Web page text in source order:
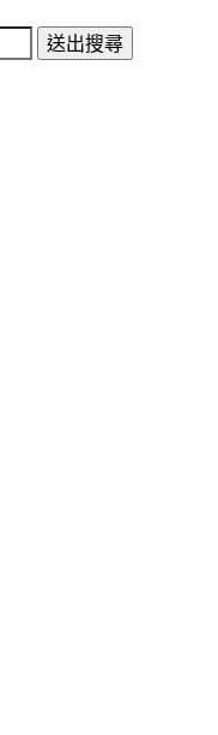
送出搜尋